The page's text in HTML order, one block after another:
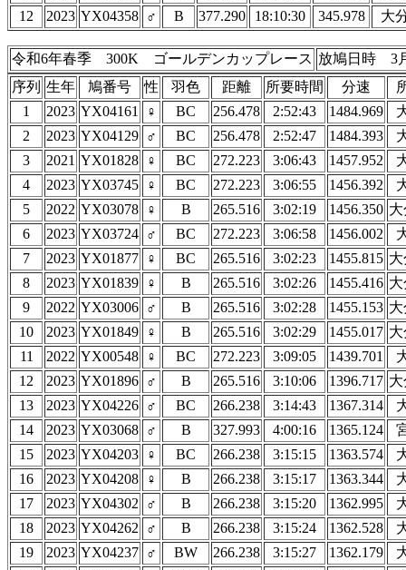
12
2023 YX04358 ♂ B 377.290 18:10:30 345.978 大
令和6年春季 300K ゴールデンカップレース 放鳩日時 3
序列 生年 鳩番号 性 羽色 距離 所要時間 分速
1
2023 YX04161 ♀ BC 256.478 2:52:43 1484.969
2
2023 YX04129 ♂ BC 256.478 2:52:47 1484.393
3
2021 YX01828 ♀ BC 272.223 3:06:43 1457.952
4
2023 YX03745 ♀ BC 272.223 3:06:55 1456.392
5
2022 YX03078 ♀ B 265.516 3:02:19 1456.350
6
2023 YX03724 ♂ BC 272.223 3:06:58 1456.002
7
2023 YX01877 ♀ BC 265.516 3:02:23 1455.815
8
2023 YX01839 ♀ B 265.516 3:02:26 1455.416
9
2022 YX03006 ♂ B 265.516 3:02:28 1455.153
10
2023 YX01849 ♀ B 265.516 3:02:29 1455.017
11
2022 YX00548 ♀ BC 272.223 3:09:05 1439.701
12
2023 YX01896 ♂ B 265.516 3:10:06 1396.717
13
2023 YX04226 ♂ BC 266.238 3:14:43 1367.314
14
2023 YX03068 ♂ B 327.993 4:00:16 1365.124
15
2023 YX04203 ♀ BC 266.238 3:15:15 1363.574
16
2023 YX04208 ♀ B 266.238 3:15:17 1363.344
17
2023 YX04302 ♂ B 266.238 3:15:20 1362.995
18
2023 YX04262 ♂ B 266.238 3:15:24 1362.528
19
2023 YX04237 ♂ BW 266.238 3:15:27 1362.179